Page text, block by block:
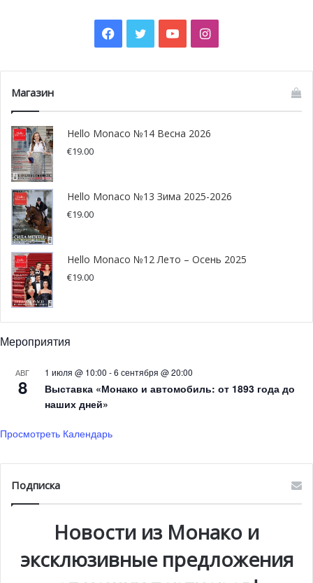
В восьмой раз фестиваль, который уже собрал лучших
французских и российских шеф-поваров в Париже,
Каннах и Москве, станет для гостей возможностью
сезон будет включать в себя множество выступлений,
среди которых:
С 30 января по 4 февраля каждый вечер будет
проходить праздничный ужин в Café de Paris
участием солистов Московского музыкально-
драматического цыганского театра «Ромэн»
Facebook
TwitterYouTubeInstagram
Магазин
Hello Monaco №14 Весна 2026
€19.00
Hello Monaco №13 Зима 2025-2026
€19.00
Hello Monaco №12 Лето – Осень 2025
€19.00
Мероприятия
АВГ
8
1 июля @ 10:00 -6 сентября @ 20:00
Выставка «Монако и автомобиль: от 1893 года до
наших дней»
Просмотреть Календарь
Подписка
Новости из Монако и
эксклюзивные предложения